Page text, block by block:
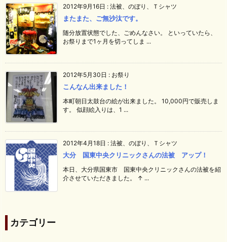
2012年9月16日 : 法被、のぼり、Ｔシャツ
またまた、ご無沙汰です。
随分放置状態でした、ごめんなさい。 といっていたら、
お祭りまで1ヶ月を切ってしま ...
2012年5月30日 : お祭り
こんなん出来ました！
本町朝日太鼓台の絵が出来ました。 10,000円で販売しま
す。 似顔絵入りは、1 ...
2012年4月18日 : 法被、のぼり、Ｔシャツ
大分 国東中央クリニックさんの法被 アップ！
本日、大分県国東市 国東中央クリニックさんの法被を紹
介させていただきました。 ↑ ...
カテゴリー